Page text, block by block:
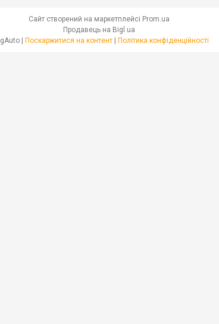
Сайт створений на маркетплейсі Prom.ua
Продавець на Bigl.ua
GrogAuto | Поскаржитися на контент | Політика конфіденційності